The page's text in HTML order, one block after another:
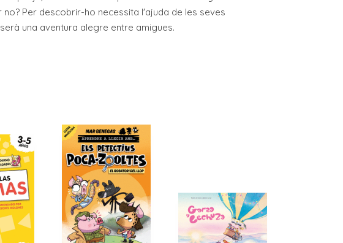
Per descobrir-ho necessita l'ajuda de les seves
una aventura alegre entre amigues.